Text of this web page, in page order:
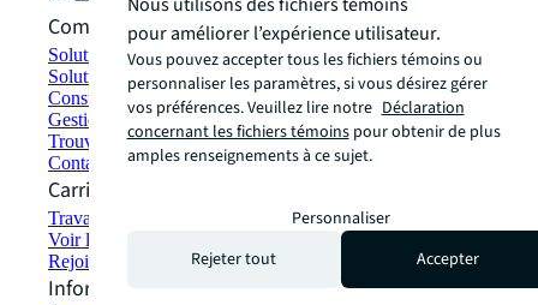
Comment pouvons-nous vous aider ?
Solutions de développement durable
Solutions d'espace de travail hybride
Construction et location écologiques
Gestion de portefeuille
Trouver et louer un espace
Contactez-nous
Carrières
Travailler chez JLL
Voir les offres d'emploi
Rejoindre le réseau de talents
Informations sur l'entreprise
pour améliorer l’expérience utilisateur.
Vous pouvez accepter tous les fichiers témoins ou
personnaliser les paramètres, si vous désirez gérer
vos préférences. Veuillez lire notre Déclaration
concernant les fichiers témoinspour obtenir de plus
amples renseignements à ce sujet.
Personnaliser
Rejeter tout
Accepter